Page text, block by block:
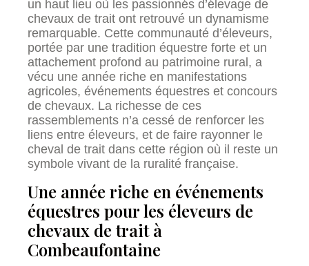
un haut lieu où les passionnés d’élevage de
chevaux de trait ont retrouvé un dynamisme
remarquable. Cette communauté d’éleveurs,
portée par une tradition équestre forte et un
attachement profond au patrimoine rural, a
vécu une année riche en manifestations
agricoles, événements équestres et concours
de chevaux. La richesse de ces
rassemblements n’a cessé de renforcer les
liens entre éleveurs, et de faire rayonner le
cheval de trait dans cette région où il reste un
symbole vivant de la ruralité française.
Une année riche en événements
équestres pour les éleveurs de
chevaux de trait à
Combeaufontaine